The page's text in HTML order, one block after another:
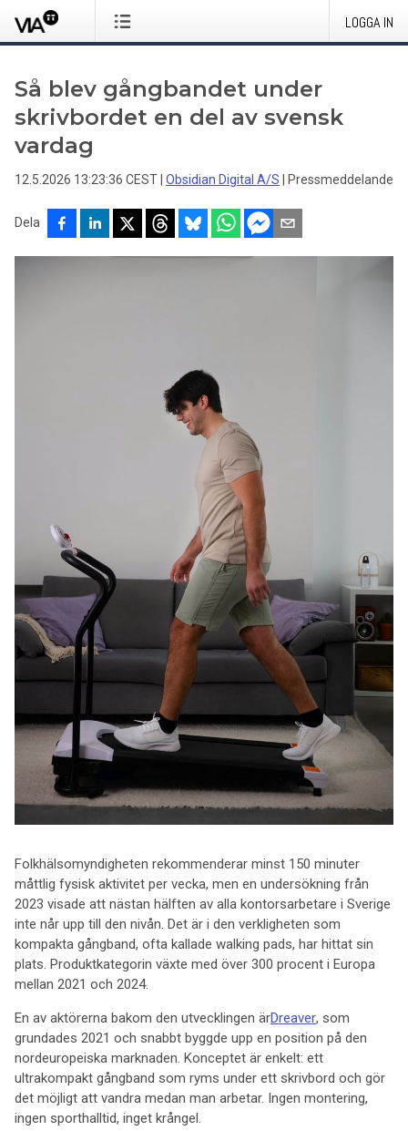
LOGGA IN
Så blev gångbandet under
skrivbordet en del av svensk
vardag
12.5.2026 13:23:36 CEST Obsidian Digital A/S Pressmeddelande
Dela
Folkhälsomyndigheten rekommenderar minst 150 minuter
måttlig fysisk aktivitet per vecka, men en undersökning från
2023 visade att nästan hälften av alla kontorsarbetare i Sverige
inte når upp till den nivån. Det är i den verkligheten som
kompakta gångband, ofta kallade walking pads, har hittat sin
plats. Produktkategorin växte med över 300 procent i Europa
mellan 2021 och 2024.
En av aktörerna bakom den utvecklingen ärDreaver, som
grundades 2021 och snabbt byggde upp en position på den
nordeuropeiska marknaden. Konceptet är enkelt: ett
ultrakompakt gångband som ryms under ett skrivbord och gör
det möjligt att vandra medan man arbetar. Ingen montering,
ingen sporthalltid, inget krångel.